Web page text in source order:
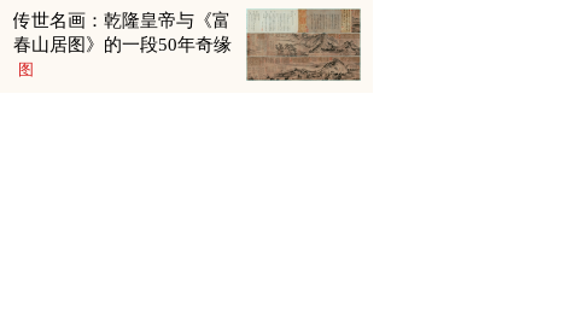
传世名画：乾隆皇帝与《富
春山居图》的一段50年奇缘
图